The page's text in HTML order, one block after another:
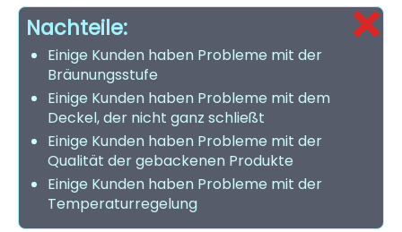
Nachteile:
Einige Kunden haben Probleme mit der
Bräunungsstufe
Einige Kunden haben Probleme mit dem
Deckel, der nicht ganz schließt
Einige Kunden haben Probleme mit der
Qualität der gebackenen Produkte
Einige Kunden haben Probleme mit der
Temperaturregelung